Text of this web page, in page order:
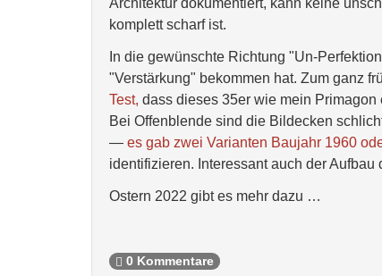
Architektur dokumentiert, kann keine
komplett scharf ist.
In die gewünschte Richtung "Un-
"Verstärkung" bekommen hat. Zum ganz
Test, dass dieses 35er wie mein
Bei Offenblende sind die Bildecken
— es gab zwei Varianten Baujahr 1960
identifizieren. Interessant auch der
Ostern 2022 gibt es mehr dazu …
0 Kommentare